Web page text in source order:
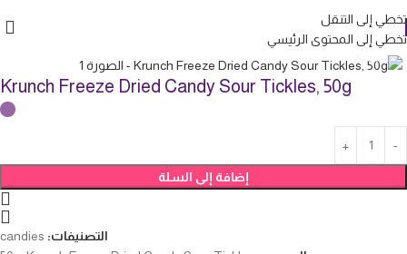
تخطي إلى التنقل
تخطي إلى المحتوى الرئيسي
انقر للتكبير
Krunch Freeze Dried Candy Sour Tickles, 50g
إضافة إلى السلة
التصنيفات: candies